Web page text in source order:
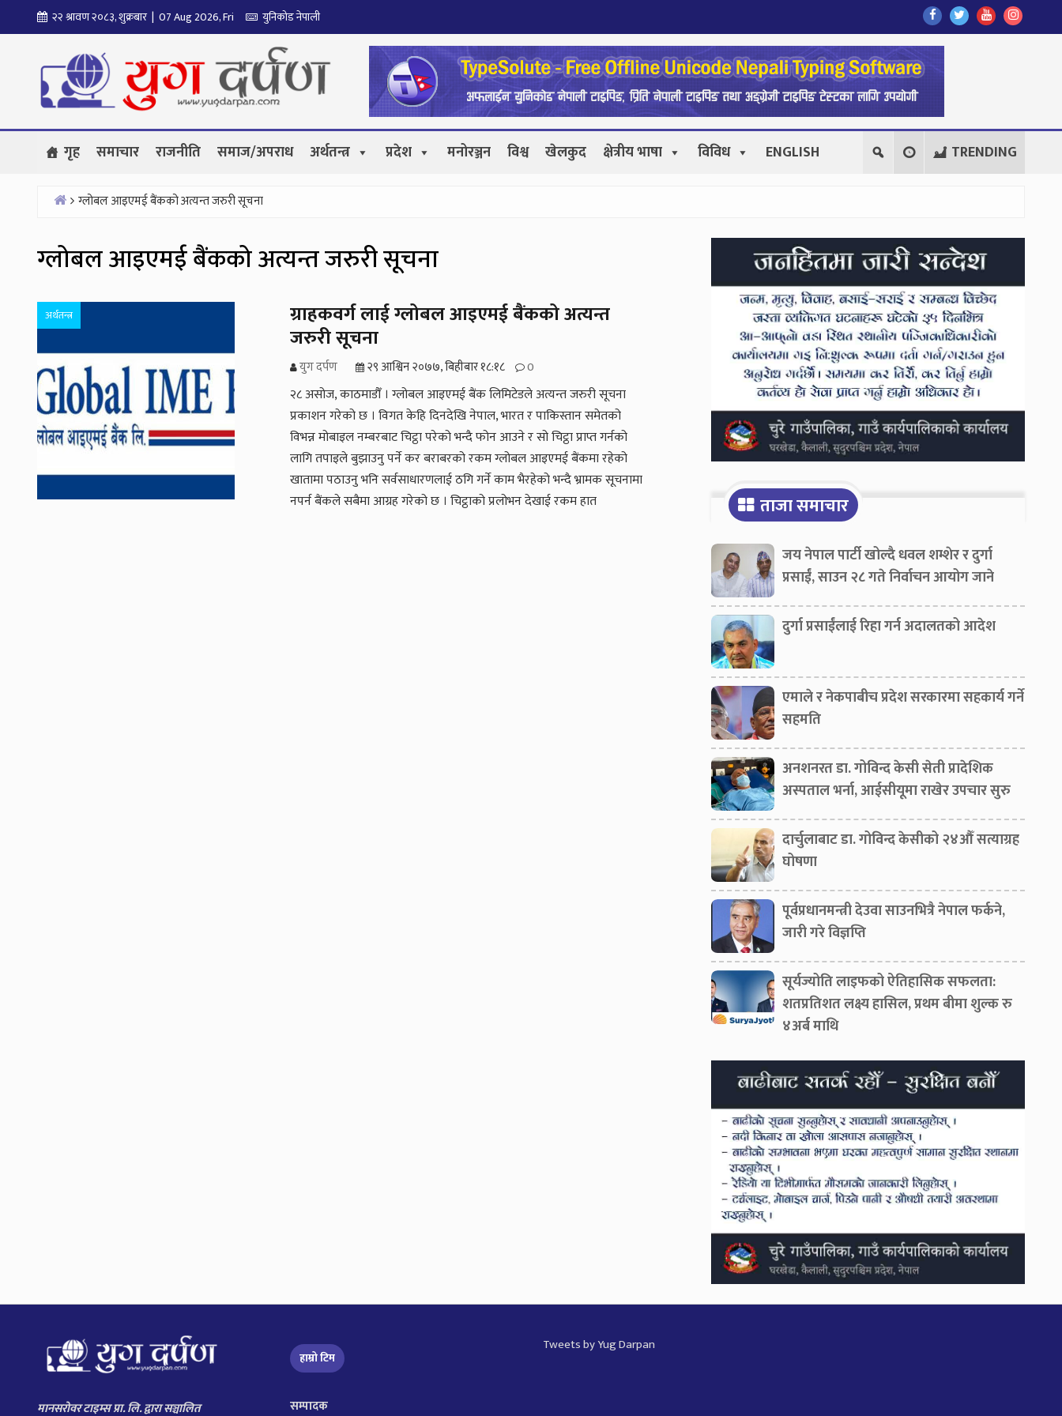
to
२२ श्रावण २०८३, शुक्रबार | 07 Aug 2026, Fri युनिकोड नेपाली
Find
Us
On
Facebook
Find
Us
Find
Us
Follow
Us
गृह समाचार राजनीति समाज/अपराध अर्थतन्त्र प्रदेश मनोरञ्जन विश्व खेलकुद क्षेत्रीय भाषा विविध ENGLISH TRENDING
ग्लोबल आइएमई बैंकको अत्यन्त जरुरी सूचना
ग्लोबल आइएमई बैंकको अत्यन्त जरुरी सूचना
अर्थतन्त्र ग्राहकवर्ग लाई ग्लोबल आइएमई बैंकको अत्यन्त
जरुरी सूचना
युग दर्पण २९ आश्विन २०७७, बिहीबार १८:१८ 0
२८ असोज, काठमाडौँ । ग्लोबल आइएमई बैंक लिमिटेडले अत्यन्त जरुरी सूचना
प्रकाशन गरेको छ । विगत केहि दिनदेखि नेपाल, भारत र पाकिस्तान समेतको
विभन्न मोबाइल नम्बरबाट चिट्ठा परेको भन्दै फोन आउने र सो चिट्ठा प्राप्त गर्नको
लागि तपाइले बुझाउनु पर्ने कर बराबरको रकम ग्लोबल आइएमई बैंकमा रहेको
खातामा पठाउनु भनि सर्वसाधारणलाई ठगि गर्ने काम भैरहेको भन्दै भ्रामक सूचनामा
नपर्न बैंकले सबैमा आग्रह गरेको छ । चिट्ठाको प्रलोभन देखाई रकम हात
Secondary
Sidebar
ताजा समाचार
जय नेपाल पार्टी खोल्दै धवल शम्शेर र दुर्गा
प्रसाईं, साउन २८ गते निर्वाचन आयोग जाने
दुर्गा प्रसाईंलाई रिहा गर्न अदालतको आदेश
एमाले र नेकपाबीच प्रदेश सरकारमा सहकार्य गर्ने
सहमति
अनशनरत डा. गोविन्द केसी सेती प्रादेशिक
अस्पताल भर्ना, आईसीयूमा राखेर उपचार सुरु
दार्चुलाबाट डा. गोविन्द केसीको २४औँ सत्याग्रह
घोषणा
पूर्वप्रधानमन्त्री देउवा साउनभित्रै नेपाल फर्कने,
जारी गरे विज्ञप्ति
सूर्यज्योति लाइफको ऐतिहासिक सफलता:
शतप्रतिशत लक्ष्य हासिल, प्रथम बीमा शुल्क रु
४अर्ब माथि
मानसरोवर टाइम्स प्रा. लि. द्वारा सञ्चालित
हाम्रो टिम
सम्पादक
Tweets by Yug Darpan